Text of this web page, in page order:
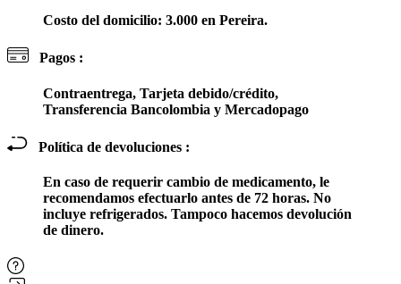
Costo del domicilio: 3.000 en Pereira.
Pagos :
Contraentrega, Tarjeta debido/crédito,
Transferencia Bancolombia y Mercadopago
Política de devoluciones :
En caso de requerir cambio de medicamento, le
recomendamos efectuarlo antes de 72 horas. No
incluye refrigerados. Tampoco hacemos devolución
de dinero.